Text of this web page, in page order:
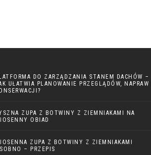
DO ZARZĄDZANIA STANEM DACHÓW –
UŁATWIA PLANOWANIE PRZEGLĄDÓW, NAPRAW I
ZUPA Z BOTWINY Z ZIEMNIAKAMI NA
OBIAD
ZUPA Z BOTWINY Z ZIEMNIAKAMI
– PRZEPIS